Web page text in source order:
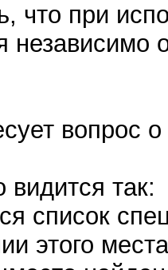
что при
независимо
вопрос
так:
список
этого